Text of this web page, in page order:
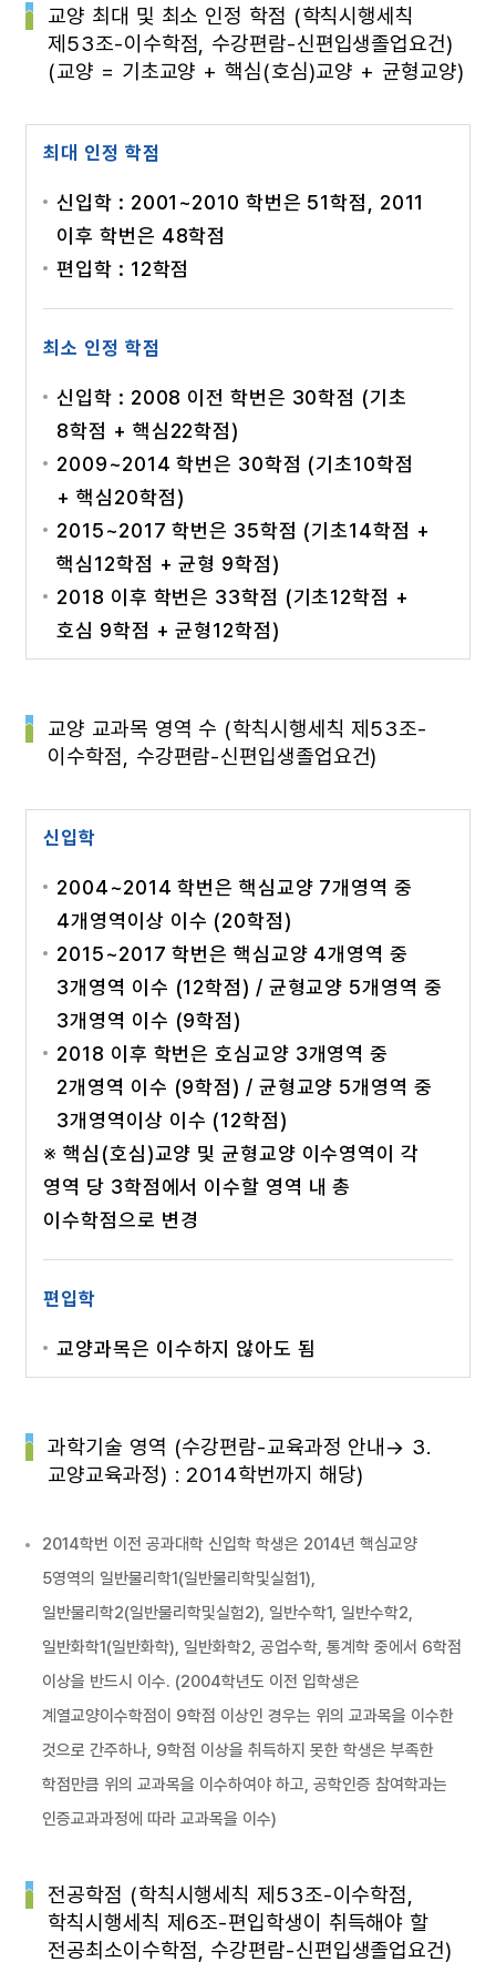
교양 최대 및 최소 인정 학점 (학칙시행세칙
제53조-이수학점, 수강편람-신편입생졸업요건)
(교양 = 기초교양 + 핵심(호심)교양 + 균형교양)
최대 인정 학점
신입학 : 2001~2010 학번은 51학점, 2011
이후 학번은 48학점
편입학 : 12학점
최소 인정 학점
신입학 : 2008 이전 학번은 30학점 (기초
8학점 + 핵심22학점)
2009~2014 학번은 30학점 (기초10학점
+ 핵심20학점)
2015~2017 학번은 35학점 (기초14학점 +
핵심12학점 + 균형 9학점)
2018 이후 학번은 33학점 (기초12학점 +
호심 9학점 + 균형12학점)
교양 교과목 영역 수 (학칙시행세칙 제53조-
이수학점, 수강편람-신편입생졸업요건)
신입학
2004~2014 학번은 핵심교양 7개영역 중
4개영역이상 이수 (20학점)
2015~2017 학번은 핵심교양 4개영역 중
3개영역 이수 (12학점) / 균형교양 5개영역 중
3개영역 이수 (9학점)
2018 이후 학번은 호심교양 3개영역 중
2개영역 이수 (9학점) / 균형교양 5개영역 중
3개영역이상 이수 (12학점)
※ 핵심(호심)교양 및 균형교양 이수영역이 각
영역 당 3학점에서 이수할 영역 내 총
이수학점으로 변경
편입학
교양과목은 이수하지 않아도 됨
과학기술 영역 (수강편람-교육과정 안내→ 3.
교양교육과정) : 2014학번까지 해당)
2014학번 이전 공과대학 신입학 학생은 2014년 핵심교양
5영역의 일반물리학1(일반물리학및실험1),
일반물리학2(일반물리학및실험2), 일반수학1, 일반수학2,
일반화학1(일반화학), 일반화학2, 공업수학, 통계학 중에서 6학점
이상을 반드시 이수. (2004학년도 이전 입학생은
계열교양이수학점이 9학점 이상인 경우는 위의 교과목을 이수한
것으로 간주하나, 9학점 이상을 취득하지 못한 학생은 부족한
학점만큼 위의 교과목을 이수하여야 하고, 공학인증 참여학과는
인증교과과정에 따라 교과목을 이수)
전공학점 (학칙시행세칙 제53조-이수학점,
학칙시행세칙 제6조-편입학생이 취득해야 할
전공최소이수학점, 수강편람-신편입생졸업요건)